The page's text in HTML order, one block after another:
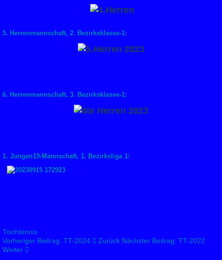
5. Herrenmannschaft, 2. Bezirksklasse-1:
6. Herrenmannschaft, 3. Bezirksklasse-1:
1. Jungen19-Mannschaft, 1. Bezirksliga 1:
Tischtennis
Vorheriger Beitrag: TT-2024
Zurück Nächster Beitrag: TT-2022
Weiter